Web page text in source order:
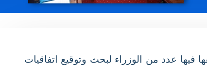
الأولى الفرنسية إلى الجزائر يومي 9 و 10 أكتوبر 2022، والتي رافقها فيها عدد من الوزراء لبحث وتوقيع اتفاقيات